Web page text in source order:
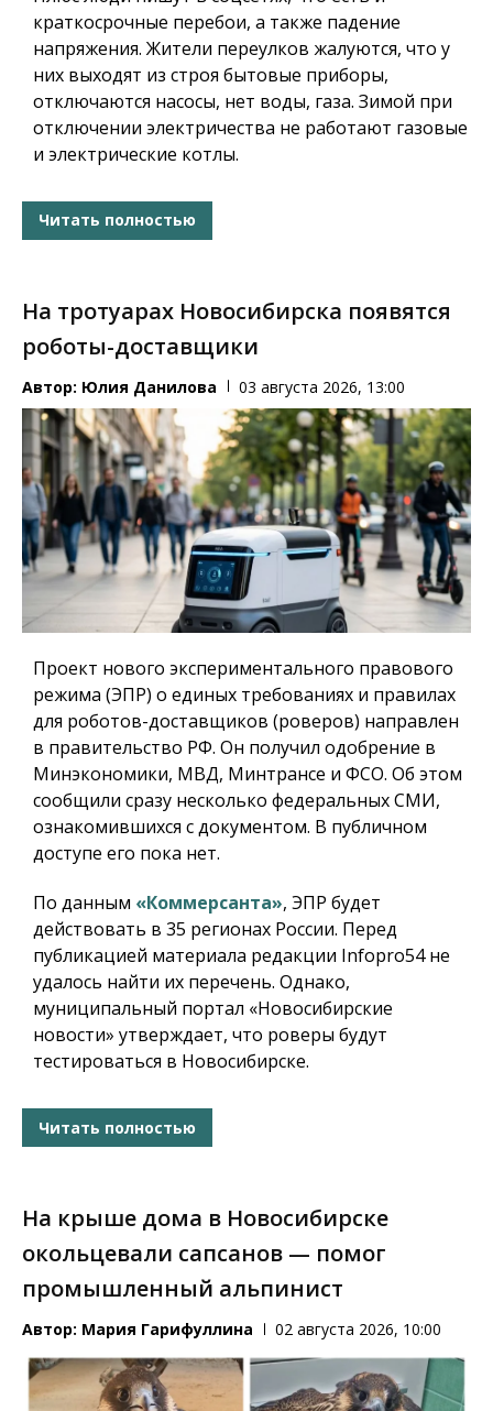
краткосрочные перебои, а также падение
напряжения. Жители переулков жалуются, что у
них выходят из строя бытовые приборы,
отключаются насосы, нет воды, газа. Зимой при
отключении электричества не работают газовые
и электрические котлы.
Читать полностью
На тротуарах Новосибирска появятся
роботы-доставщики
Автор: Юлия Данилова 03 августа 2026, 13:00
Проект нового экспериментального правового
режима (ЭПР) о единых требованиях и правилах
для роботов-доставщиков (роверов) направлен
в правительство РФ. Он получил одобрение в
Минэкономики, МВД, Минтрансе и ФСО. Об этом
сообщили сразу несколько федеральных СМИ,
ознакомившихся с документом. В публичном
доступе его пока нет.
По данным «Коммерсанта», ЭПР будет
действовать в 35 регионах России. Перед
публикацией материала редакции Infopro54 не
удалось найти их перечень. Однако,
муниципальный портал «Новосибирские
новости» утверждает, что роверы будут
тестироваться в Новосибирске.
Читать полностью
На крыше дома в Новосибирске
окольцевали сапсанов — помог
промышленный альпинист
Автор: Мария Гарифуллина 02 августа 2026, 10:00